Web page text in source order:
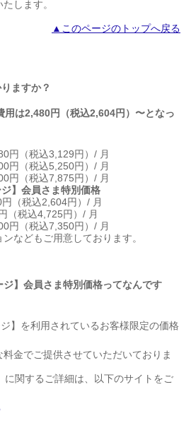
します。
▲このページのトップへ戻る
ますか？
用は2,480円（税込2,604円）〜となっ
込3,129円）/ 月
込5,250円）/ 月
込7,875円）/ 月
】会員さま特別価格
込2,604円）/ 月
込4,725円）/ 月
込7,350円）/ 月
などもご用意しております。
ジ】会員さま特別価格ってなんです
】を利用されているお客様限定の価格
金でご提供させていただいておりま
に関するご詳細は、以下のサイトをご